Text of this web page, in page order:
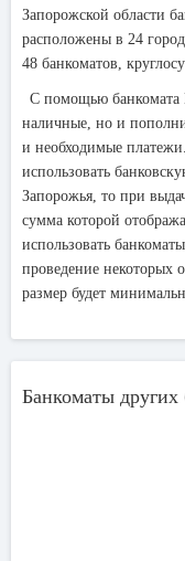
Запорожской области
расположены в 24
48 банкоматов,
С помощью банкомата
наличные, но и
и необходимые
использовать
Запорожья, то при
сумма которой
использовать
проведение некоторых
размер будет
Банкоматы других